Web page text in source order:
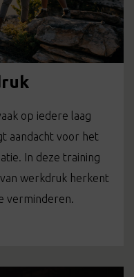
op iedere laag
aandacht voor het
In deze training
werkdruk herkent
verminderen.